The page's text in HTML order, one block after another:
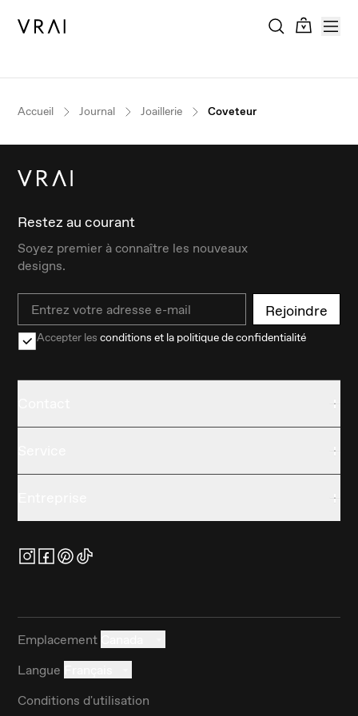
Accueil Journal Joaillerie Coveteur
Restez au courant
Soyez premier à connaître les nouveaux
designs.
Email Rejoindre
Accepter lesconditions et la politique de confidentialité
Emplacement
Langue
Conditions d'utilisation